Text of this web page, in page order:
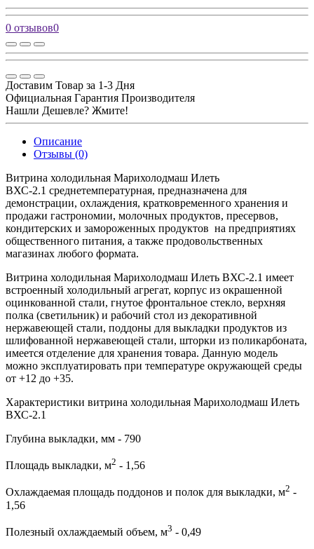
0 отзывов0
Доставим Товар за 1-3 Дня
Официальная Гарантия Производителя
Нашли Дешевле? Жмите!
Описание
Отзывы (0)
Витрина холодильная Марихолодмаш Илеть
ВХС-2.1 среднетемпературная, предназначена для
демонстрации, охлаждения, кратковременного хранения и
продажи гастрономии, молочных продуктов, пресервов,
кондитерских и замороженных продуктов на предприятиях
общественного питания, а также продовольственных
магазинах любого формата.
Витрина холодильная Марихолодмаш Илеть ВХС-2.1 имеет
встроенный холодильный агрегат, корпус из окрашенной
оцинкованной стали, гнутое фронтальное стекло, верхняя
полка (светильник) и рабочий стол из декоративной
нержавеющей стали, поддоны для выкладки продуктов из
шлифованной нержавеющей стали, шторки из поликарбоната,
имеется отделение для хранения товара. Данную модель
можно эксплуатировать при температуре окружающей среды
от +12 до +35.
Характеристики витрина холодильная Марихолодмаш Илеть
ВХС-2.1
Глубина выкладки, мм - 790
Площадь выкладки, м2 - 1,56
Охлаждаемая площадь поддонов и полок для выкладки, м2 -
1,56
Полезный охлаждаемый объем, м3 - 0,49